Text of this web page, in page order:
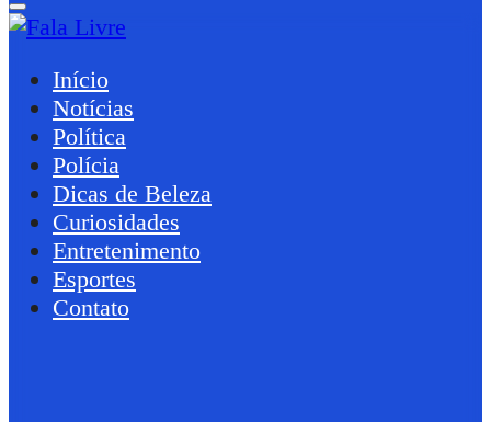
Início
Notícias
Política
Polícia
Dicas de Beleza
Curiosidades
Entretenimento
Esportes
Contato